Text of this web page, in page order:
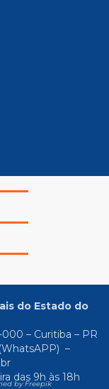
do Estado do
– Curitiba – PR
–
das 9h às 18h
by Freepik